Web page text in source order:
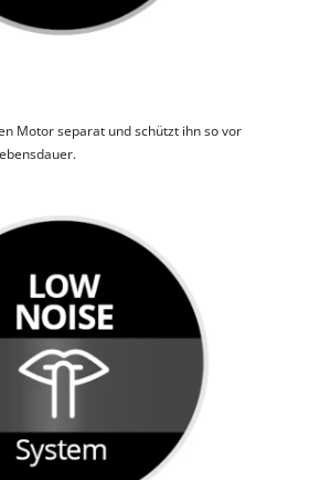
Motor separat und schützt ihn so vor